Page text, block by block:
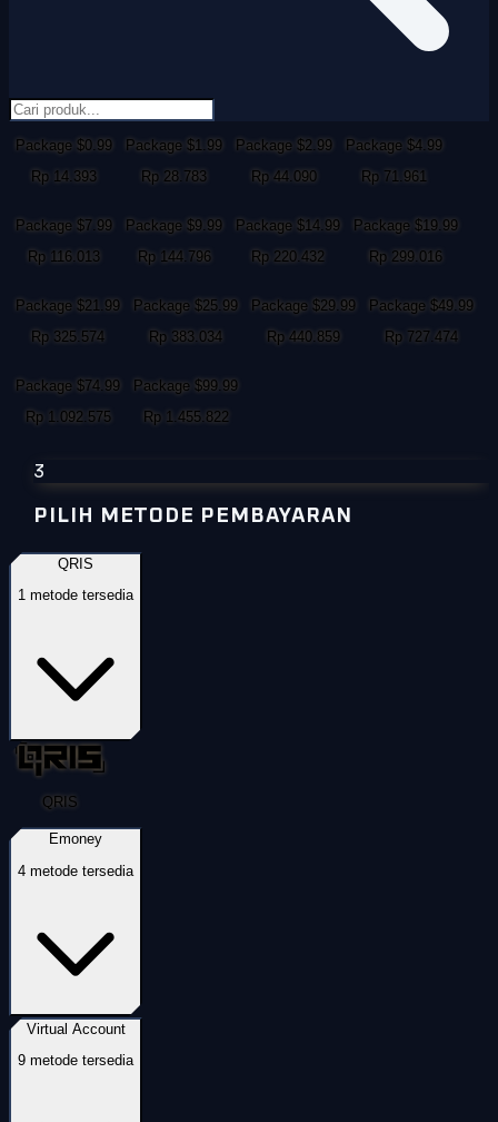
Package $0.99
Rp 14.393
Package $1.99
Rp 28.783
Package $2.99
Rp 44.090
Package $4.99
Rp 71.961
Package $7.99
Rp 116.013
Package $9.99
Rp 144.796
Package $14.99
Rp 220.432
Package $19.99
Rp 299.016
Package $21.99
Rp 325.574
Package $25.99
Rp 383.034
Package $29.99
Rp 440.859
Package $49.99
Rp 727.474
Package $74.99
Rp 1.092.575
Package $99.99
Rp 1.455.822
3
PILIH METODE PEMBAYARAN
QRIS
1 metode tersedia
QRIS
Emoney
4 metode tersedia
Virtual Account
9 metode tersedia